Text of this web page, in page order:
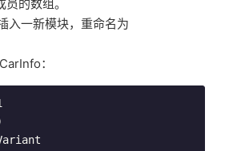
的数组。
入一新模块，重命名为
：